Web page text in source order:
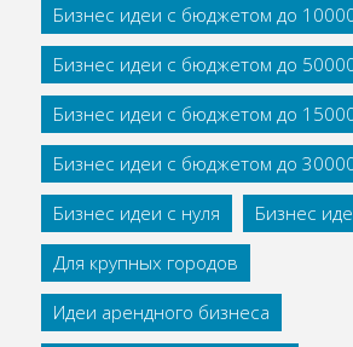
Бизнес идеи с бюджетом до
Бизнес идеи с бюджетом до
Бизнес идеи с бюджетом до
Бизнес идеи с бюджетом до
Бизнес идеи с нуля
Бизнес
Для крупных городов
Идеи арендного бизнеса